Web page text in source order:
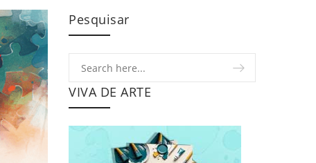
Pesquisar
VIVA DE ARTE